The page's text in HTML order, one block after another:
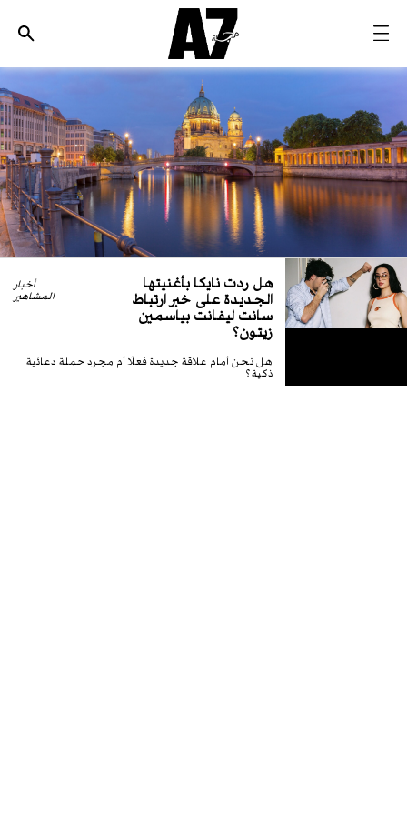
الأخبار
موضة وجمال
ثقافة
ديسكوفري
مجوهرات وساعات
EDITORIALS
WHO/HOW
هل ردت نايكا بأغنيتها
الجديدة على خبر ارتباط
سانت ليفانت بياسمين
زيتون؟
أخبار
المشاهير
هل نحن أمام علاقة جديدة فعلًا أم مجرد حملة دعائية
ذكية؟